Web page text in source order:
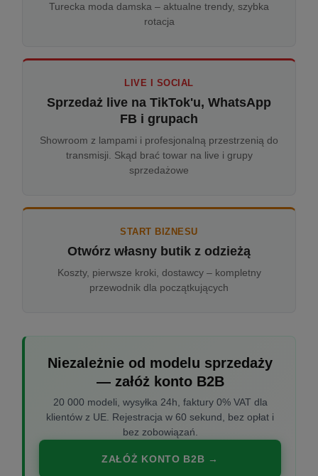
Turecka moda damska – aktualne trendy, szybka
rotacja
LIVE I SOCIAL
Sprzedaż live na TikTok'u, WhatsApp
FB i grupach
Showroom z lampami i profesjonalną przestrzenią do
transmisji. Skąd brać towar na live i grupy
sprzedażowe
START BIZNESU
Otwórz własny butik z odzieżą
Koszty, pierwsze kroki, dostawcy – kompletny
przewodnik dla początkujących
Niezależnie od modelu sprzedaży
— załóż konto B2B
20 000 modeli, wysyłka 24h, faktury 0% VAT dla
klientów z UE. Rejestracja w 60 sekund, bez opłat i
bez zobowiązań.
ZAŁÓŻ KONTO B2B →